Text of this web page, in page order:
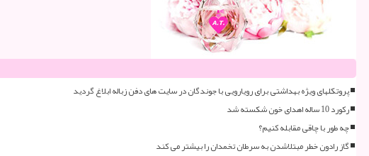
پروتکلهای ویژه بهداشتی برای رویارویی با جوندگان در سایت های دفن زباله ابلاغ گردید
رکورد 10 ساله اهدای خون شکسته شد
چه طور با چاقی مقابله کنیم؟
گاز رادون خطر مبتلاشدن به سرطان تخمدان را بیشتر می کند